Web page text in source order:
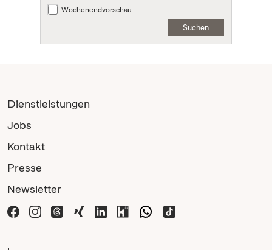
Wochenendvorschau
Suchen
Dienstleistungen
Jobs
Kontakt
Presse
Newsletter